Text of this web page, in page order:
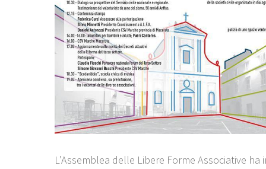
L’Assemblea delle Libere Forme Associative